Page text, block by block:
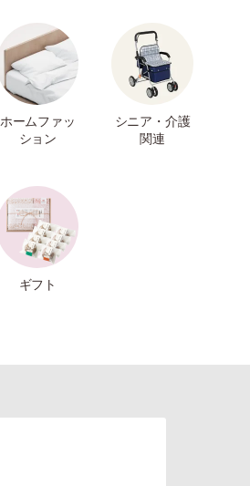
ホームファッ
ション
シニア・介護
関連
ギフト